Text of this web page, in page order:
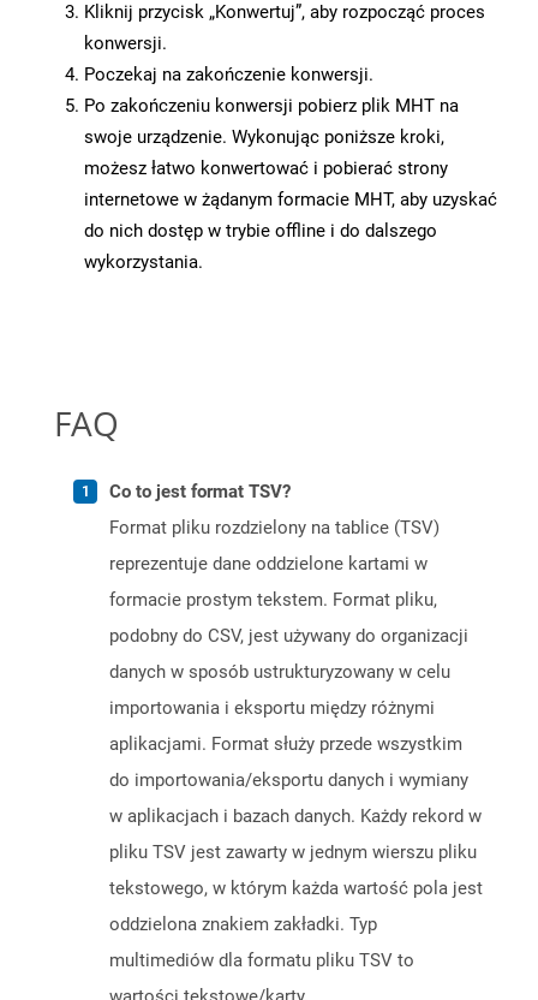
Kliknij przycisk „Konwertuj”, aby rozpocząć proces
konwersji.
Poczekaj na zakończenie konwersji.
Po zakończeniu konwersji pobierz plik MHT na
swoje urządzenie. Wykonując poniższe kroki,
możesz łatwo konwertować i pobierać strony
internetowe w żądanym formacie MHT, aby uzyskać
do nich dostęp w trybie offline i do dalszego
wykorzystania.
FAQ
Co to jest format TSV?
Format pliku rozdzielony na tablice (TSV)
reprezentuje dane oddzielone kartami w
formacie prostym tekstem. Format pliku,
podobny do CSV, jest używany do organizacji
danych w sposób ustrukturyzowany w celu
importowania i eksportu między różnymi
aplikacjami. Format służy przede wszystkim
do importowania/eksportu danych i wymiany
w aplikacjach i bazach danych. Każdy rekord w
pliku TSV jest zawarty w jednym wierszu pliku
tekstowego, w którym każda wartość pola jest
oddzielona znakiem zakładki. Typ
multimediów dla formatu pliku TSV to